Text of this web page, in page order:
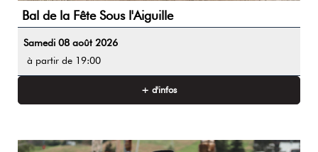
Bal de la Fête Sous l'Aiguille
Samedi 08 août 2026
à partir de 19:00
+ d'infos